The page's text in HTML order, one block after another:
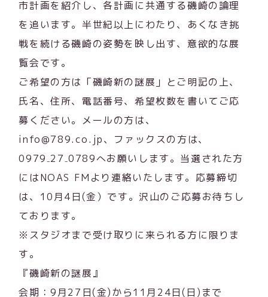
市計画を紹介し、各計画に共通する磯崎の論理
を追います。半世紀以上にわたり、あくなき挑
戦を続ける磯崎の姿勢を映し出す、意欲的な展
覧会です。
ご希望の方は「磯崎新の謎展」とご明記の上、
氏名、住所、電話番号、希望枚数を書いてご応
募ください。メールの方は、
info@789.co.jp、ファックスの方は、
0979₋27₋0789へお願いします。当選された方
にはNOAS FMより連絡いたします。応募締切
は、10月4日(金）です。沢山のご応募お待ちし
ております。
※スタジオまで受け取りに来られる方に限りま
す。
『磯崎新の謎展』
会期：9月27日(金)から11月24日(日)まで